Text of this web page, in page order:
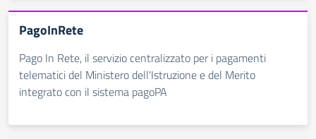
PagoInRete
Pago In Rete, il servizio centralizzato per i pagamenti
telematici del Ministero dell'Istruzione e del Merito
integrato con il sistema pagoPA